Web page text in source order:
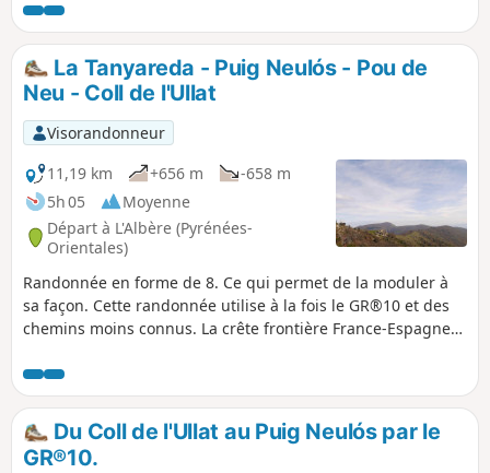
sont au programme de cette belle randonnée.Cette
randonnée peut être une variante complémentaire de ma
randonnée : La Tanyareda
La Tanyareda - Puig Neulós - Pou de
Neu - Coll de l'Ullat
Visorandonneur
11,19 km
+656 m
-658 m
5h 05
Moyenne
Départ à L'Albère (Pyrénées-
Orientales)
Randonnée en forme de 8. Ce qui permet de la moduler à
sa façon. Cette randonnée utilise à la fois le GR®10 et des
chemins moins connus. La crête frontière France-Espagne
Passage au Puig Neulós, au Pou de Neu (Espagne), au
Chalet de l'Albères (Coll de l’Ullat).
Du Coll de l'Ullat au Puig Neulós par le
GR®10.